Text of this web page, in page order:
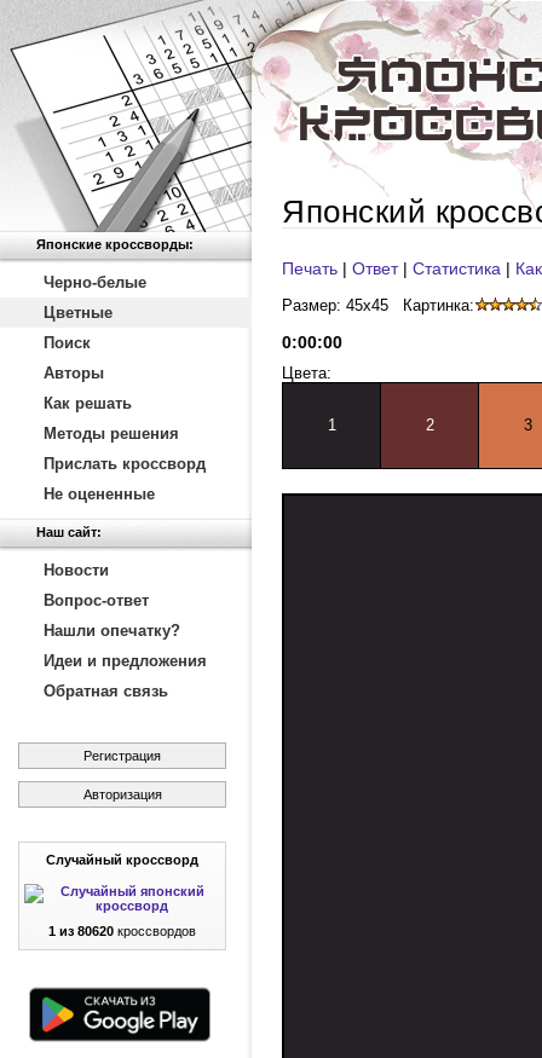
Японские кроссворды:
Черно-белые
Цветные
Поиск
Авторы
Как решать
Методы решения
Прислать кроссворд
Не оцененные
Наш сайт:
Новости
Вопрос-ответ
Нашли опечатку?
Идеи и предложения
Обратная связь
Регистрация
Авторизация
Случайный кроссворд
1 из 80620 кроссвордов
Японский
Печать | Ответ| Статистика |
Размер: 45x45 Картинка:
0:00:00
Цвета:
1 2 3